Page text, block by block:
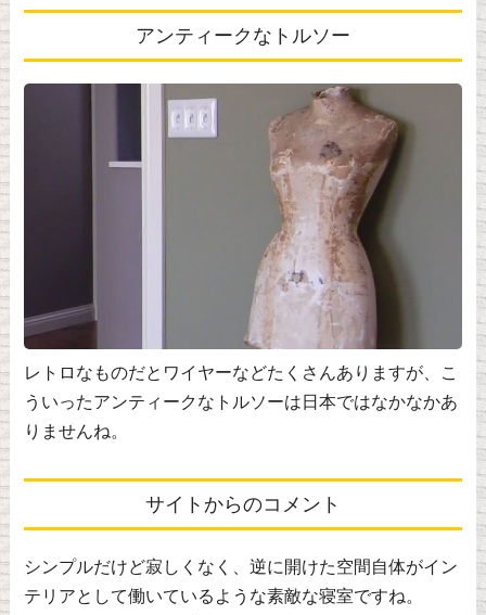
アンティークなトルソー
レトロなものだとワイヤーなどたくさんありますが、こ
ういったアンティークなトルソーは日本ではなかなかあ
りませんね。
サイトからのコメント
シンプルだけど寂しくなく、逆に開けた空間自体がイン
テリアとして働いているような素敵な寝室ですね。